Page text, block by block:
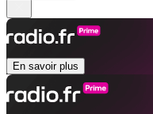
En savoir plus